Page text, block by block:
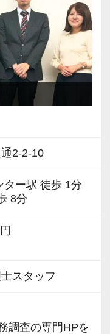
応
対応
支援
社負担
2-2-10
ター駅 徒歩 1分
8分
スタッフ
調査の専門HPを